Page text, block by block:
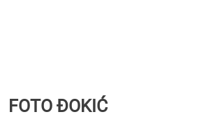
FOTO ĐOKIĆ